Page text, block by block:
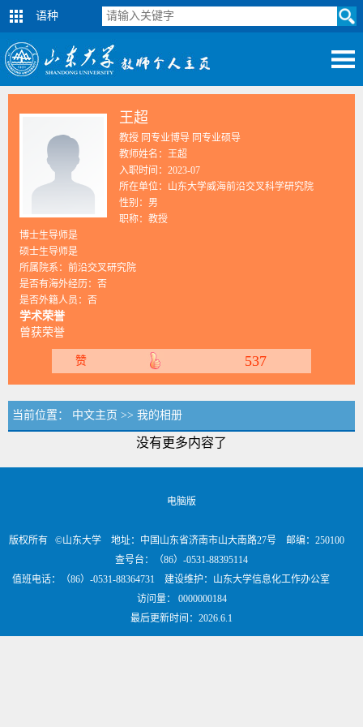
语种
王超
教授 同专业博导 同专业硕导
教师姓名：王超
入职时间：2023-07
所在单位：山东大学威海前沿交叉科学研究院
性别：男
职称：教授
博士生导师是
硕士生导师是
所属院系：前沿交叉研究院
是否有海外经历：否
是否外籍人员：否
学术荣誉
曾获荣誉
赞 537
当前位置： 中文主页 >> 我的相册
没有更多内容了
电脑版
版权所有 ©山东大学 地址：中国山东省济南市山大南路27号 邮编：250100
查号台：（86）-0531-88395114
值班电话：（86）-0531-88364731 建设维护：山东大学信息化工作办公室
访问量： 0000000184
最后更新时间： 2026.6.1